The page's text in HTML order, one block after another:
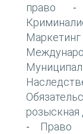
право
Маркетинг
розыскная
- Право